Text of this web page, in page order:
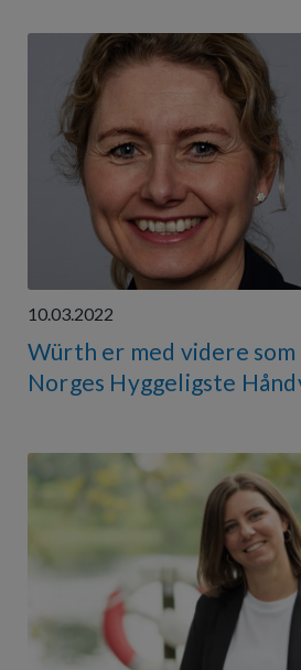
10.03.2022
Würth er med videre som
Norges Hyggeligste